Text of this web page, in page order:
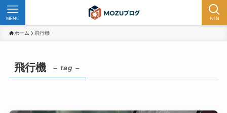
BTN
MENU
ホーム 飛行機
飛行機 – tag –